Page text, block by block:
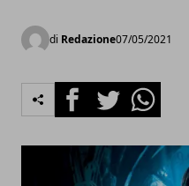
di Redazione07/05/2021
FacebookTwitterWhatsapp